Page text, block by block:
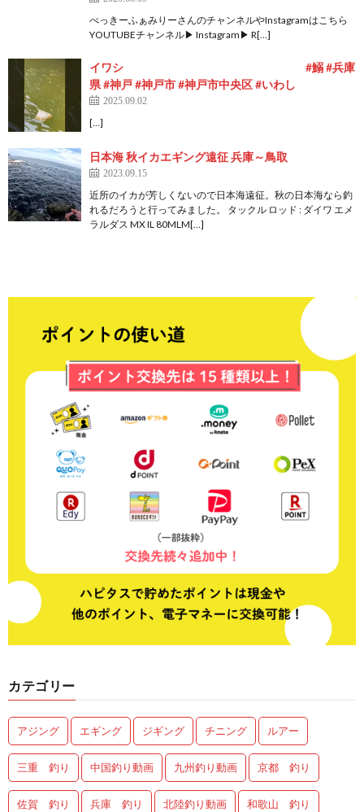
べっきーふぁみりーさんのチャンネルやInstagramはこちら
YOUTUBEチャンネル▶ Instagram▶ R[…]
イワシ #鰯 #兵庫
県 #神戸 #神戸市 #神戸市中央区 #いわし
2025.09.02
[…]
日本海 秋イカエギング遠征 兵庫～鳥取
2023.09.15
近所のイカが芳しくないので日本海遠征。秋の日本海なら釣
れるだろうと行ってみました。 タックル ロッド : ダイワ エメ
ラルダス MX IL 80MLM[…]
カテゴリー
アジング エギング ジギング チニング ルアー
三重 釣り 中国釣り動画 九州釣り動画 京都 釣り
佐賀 釣り 兵庫 釣り 北陸釣り動画 和歌山 釣り